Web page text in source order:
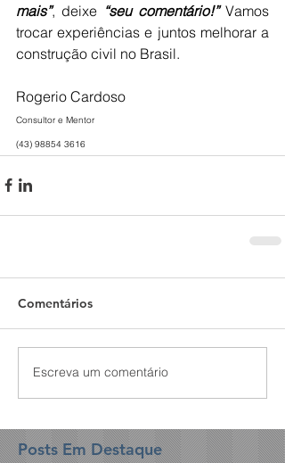
mais”, deixe “seu comentário!” Vamos
trocar experiências e juntos melhorar a
construção civil no Brasil.
Rogerio Cardoso
Consultor e Mentor
(43) 98854 3616
Comentários
Escreva um comentário
Posts Em Destaque